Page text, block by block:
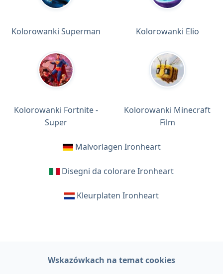
Kolorowanki Superman Kolorowanki Elio
Kolorowanki Fortnite -
Super
Kolorowanki Minecraft
Film
Malvorlagen Ironheart
Disegni da colorare Ironheart
Kleurplaten Ironheart
Wskazówkach na temat cookies